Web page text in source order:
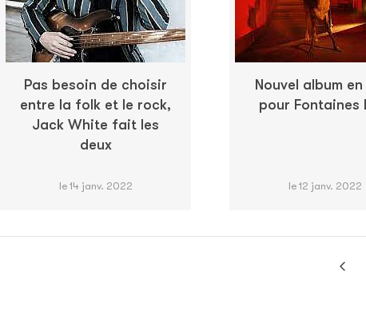
Pas besoin de choisir
entre la folk et le rock,
Jack White fait les
deux
le 14 janv. 2022
Nouvel album en
pour Fontaines
le 12 janv. 2022